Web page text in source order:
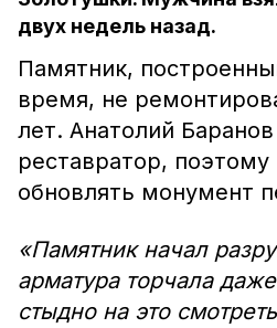
двух недель назад.
Памятник,
время, не
лет. Анатолий
реставратор, поэтому
обновлять монумент
«Памятник начал
арматура торчала
стыдно на это